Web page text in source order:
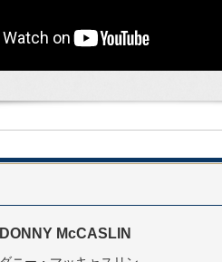
DONNY McCASLIN